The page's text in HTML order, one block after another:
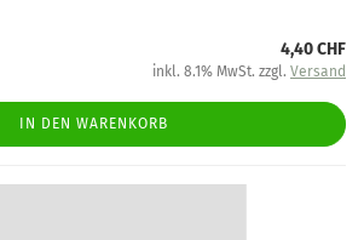
4,40 CHF
inkl. 8.1% MwSt. zzgl. Versand
IN DEN WARENKORB